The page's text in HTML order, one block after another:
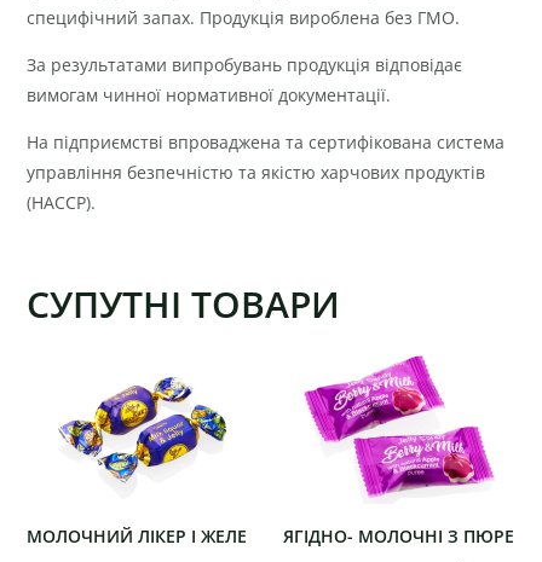
специфічний запах. Продукція вироблена без ГМО.
За результатами випробувань продукція відповідає
вимогам чинної нормативної документації.
На підприємстві впроваджена та сертифікована система
управління безпечністю та якістю харчових продуктів
(HACCP).
СУПУТНІ ТОВАРИ
МОЛОЧНИЙ ЛІКЕР І ЖЕЛЕ
ЯГІДНО- МОЛОЧНІ З ПЮРЕ